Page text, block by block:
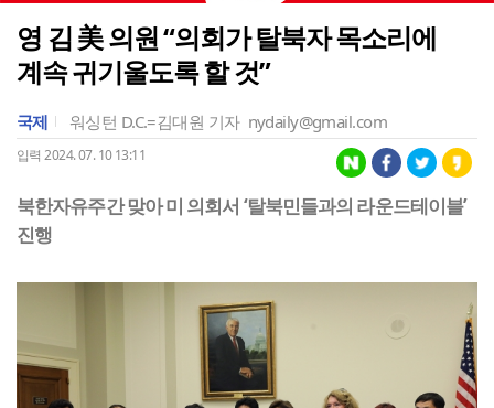
영 김 美 의원 “의회가 탈북자 목소리에
계속 귀기울도록 할 것”
국제 워싱턴 D.C.=김대원 기자 nydaily@gmail.com
입력 2024. 07. 10 13:11
북한자유주간 맞아 미 의회서 ‘탈북민들과의 라운드테이블’
진행